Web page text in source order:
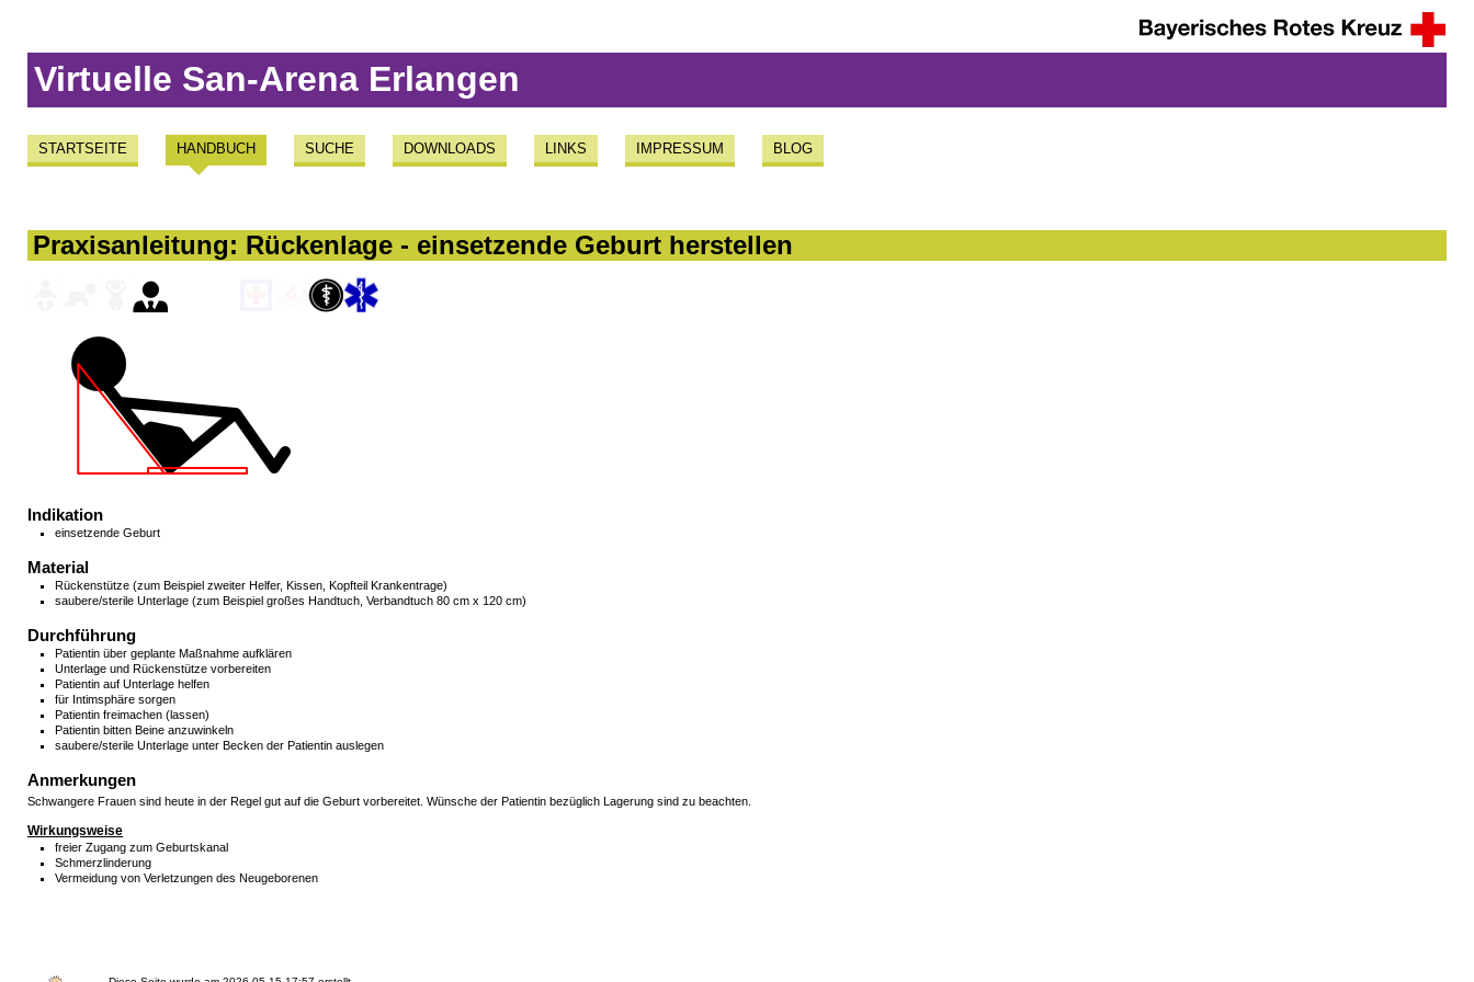
Virtuelle San-Arena Erlangen
STARTSEITE HANDBUCH SUCHE DOWNLOADS LINKS IMPRESSUM BLOG
Praxisanleitung: Rückenlage - einsetzende Geburt herstellen
Indikation
einsetzende Geburt
Material
Rückenstütze (zum Beispiel zweiter Helfer, Kissen, Kopfteil Krankentrage)
saubere/sterile Unterlage (zum Beispiel großes Handtuch, Verbandtuch 80 cm x 120 cm)
Durchführung
Patientin über geplante Maßnahme aufklären
Unterlage und Rückenstütze vorbereiten
Patientin auf Unterlage helfen
für Intimsphäre sorgen
Patientin freimachen (lassen)
Patientin bitten Beine anzuwinkeln
saubere/sterile Unterlage unter Becken der Patientin auslegen
Anmerkungen
Schwangere Frauen sind heute in der Regel gut auf die Geburt vorbereitet. Wünsche der Patientin bezüglich Lagerung sind zu beachten.
Wirkungsweise
freier Zugang zum Geburtskanal
Schmerzlinderung
Vermeidung von Verletzungen des Neugeborenen